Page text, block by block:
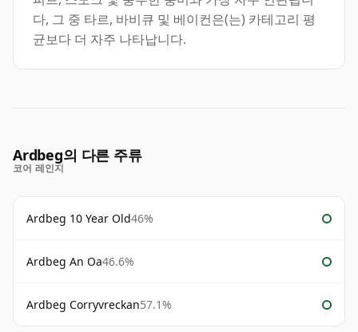
다, 그 중 타르, 바비큐 및 베이컨은(는) 카테고리 평
균보다 더 자주 나타납니다.
Ardbeg의 다른 주류
코어 레인지
Ardbeg 10 Year Old46%
Ardbeg An Oa46.6%
Ardbeg Corryvreckan57.1%